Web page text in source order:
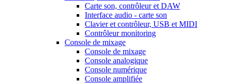
Carte son, contrôleur et DAW
Interface audio - carte son
Clavier et contrôleur, USB et MIDI
Contrôleur monitoring
Console de mixage
Console de mixage
Console analogique
Console numérique
Console amplifiée